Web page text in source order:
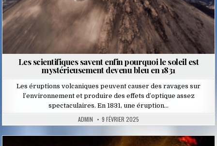
Les scientifiques savent enfin pourquoi le soleil est
mystérieusement devenu bleu en 1831
Les éruptions volcaniques peuvent causer des ravages sur
l’environnement et produire des effets d’optique assez
spectaculaires. En 1831, une éruption…
ADMIN 9 FÉVRIER 2025